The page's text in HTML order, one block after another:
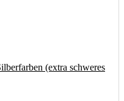
(extra schweres